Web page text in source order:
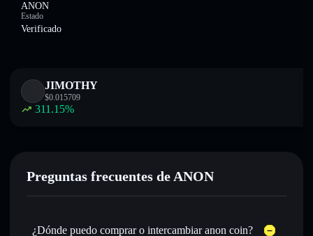
ANON
Estado
Verificado
JIMOTHY
$0.015709
311.15%
Preguntas frecuentes de ANON
¿Dónde puedo comprar o intercambiar anon coin?